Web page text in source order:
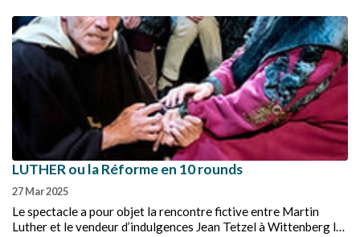
encore passionner un public nombreux.
LUTHER ou la Réforme en 10 rounds
27 Mar 2025
Le spectacle a pour objet la rencontre fictive entre Martin
Luther et le vendeur d’indulgences Jean Tetzel à Wittenberg la